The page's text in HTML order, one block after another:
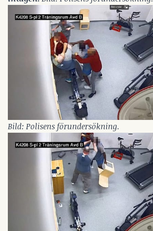
Bild: Polisens förundersökning.